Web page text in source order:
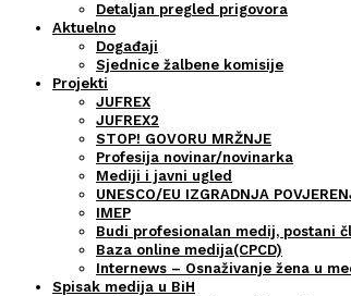
Detaljan pregled prigovora
Aktuelno
Događaji
Sjednice žalbene komisije
Projekti
JUFREX
JUFREX2
STOP! GOVORU MRŽNJE
Profesija novinar/novinarka
Mediji i javni ugled
UNESCO/EU IZGRADNJA
IMEP
Budi profesionalan medij, postani
Baza online medija(CPCD)
Internews – Osnaživanje žena u
Spisak medija u BiH